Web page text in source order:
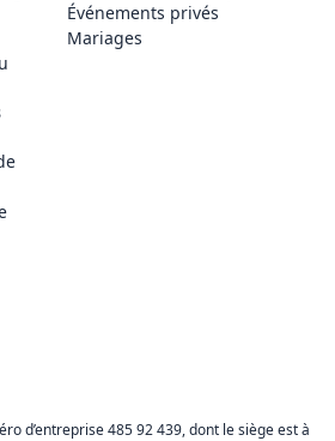
Événements privés
Mariages
d’entreprise 485 92 439, dont le siège est à